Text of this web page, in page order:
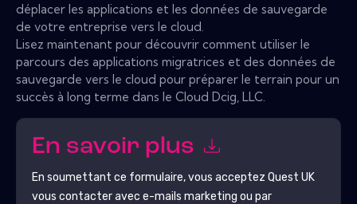
déplacer les applications et les données de sauvegarde
de votre entreprise vers le cloud.
Lisez maintenant pour découvrir comment utiliser le
parcours des applications migratrices et des données de
sauvegarde vers le cloud pour préparer le terrain pour un
succès à long terme dans le Cloud Dcig, LLC.
En savoir plus
En soumettant ce formulaire, vous acceptez Quest UK
vous contacter avec e-mails marketing ou par